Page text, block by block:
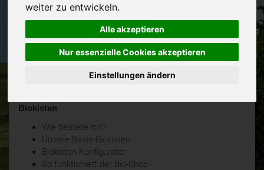
weiter zu entwickeln.
Alle akzeptieren
Nur essenzielle Cookies akzeptieren
Einstellungen ändern
Biokisten
Wie bestelle ich?
Unsere Basis-Biokisten
Biokisten-Konfigurator
So funktioniert der Bio-Shop